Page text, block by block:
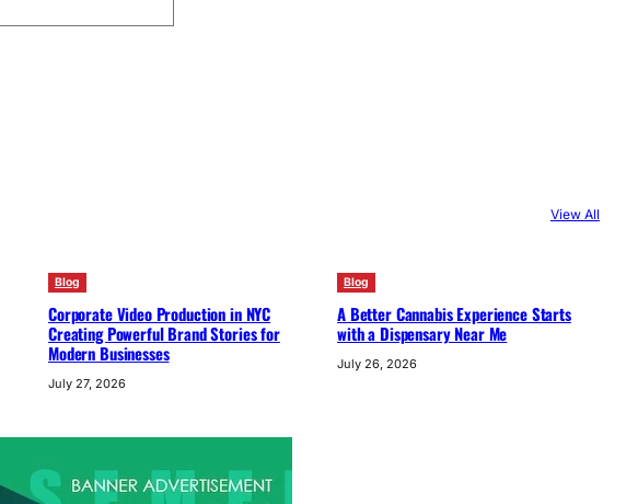
View All
Blog
Corporate Video Production in NYC
Creating Powerful Brand Stories for
Modern Businesses
July 27, 2026
Blog
A Better Cannabis Experience Starts
with a Dispensary Near Me
July 26, 2026